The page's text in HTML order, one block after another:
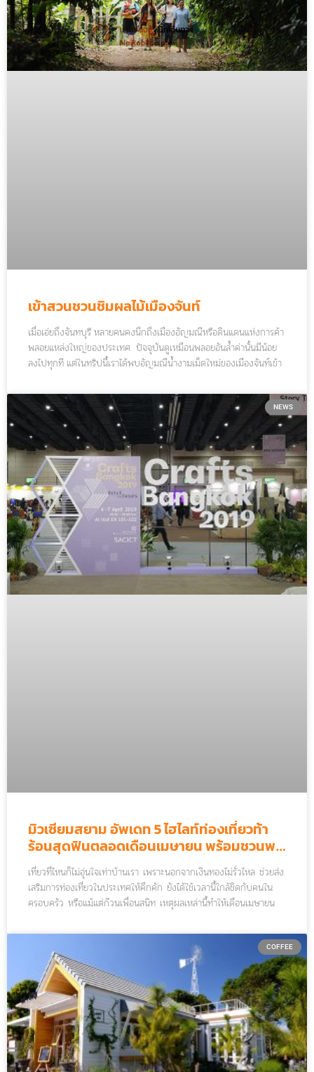
เข้าสวนชวนชิมผลไม้เมืองจันท์
เมื่อเอ่ยถึงจันทบุรี หลายคนคงนึกถึงเมืองอัญมณีหรือดินแดนแห่งการค้า
พลอยแหล่งใหญ่ของประเทศ ปัจจุบันดูเหมือนพลอยอันล้ำค่านั้นมีน้อย
ลงไปทุกที แต่ในทริปนี้เราได้พบอัญมณีน้ำงามเม็ดใหม่ของเมืองจันท์เข้า
เจียระไนเพียงช่วงหนึ่งเท่านั้นในรอบปี เริ่มตั้งแต่เดือนเมษายนไปจนถึง
กรกฎาคม อยากรู้กันแล้วใช่ไหมว่าเรากำลังพูดถึงอะไร?
NEWS
มิวเซียมสยาม อัพเดท 5 ไฮไลท์ท่องเที่ยวท้า
ร้อนสุดฟินตลอดเดือนเมษายน พร้อมชวนพก
บัตรมิวพาส ตะลุยแหล่งเรียนรู้ทั่วไทย
เที่ยวที่ไหนก็ไม่อุ่นใจเท่าบ้านเรา เพราะนอกจากเงินทองไม่รั่วไหล ช่วยส่ง
เสริมการท่องเที่ยวในประเทศให้คึกคัก ยังได้ใช้เวลานี้ใกล้ชิดกับคนใน
ครอบครัว หรือแม้แต่ก๊วนเพื่อนสนิท เหตุผลเหล่านี้ทำให้เดือนเมษายน
COFFEE